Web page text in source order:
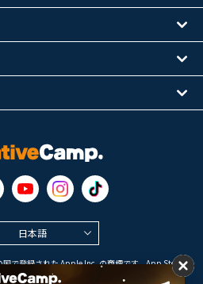
日本語
で登録された Apple Inc. の商標です。App Store は
のサービスマークです。